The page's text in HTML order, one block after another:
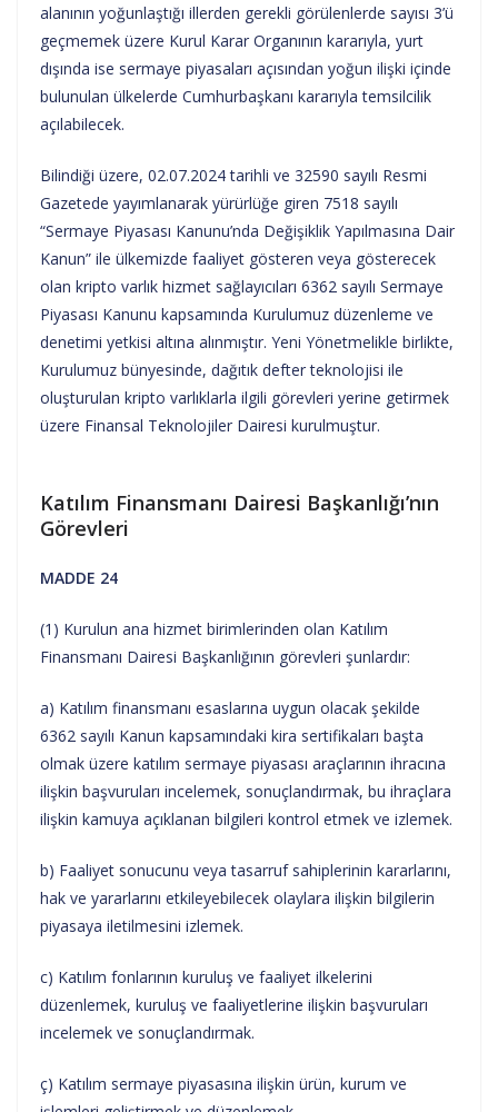
alanının yoğunlaştığı illerden gerekli görülenlerde sayısı 3’ü
geçmemek üzere Kurul Karar Organının kararıyla, yurt
dışında ise sermaye piyasaları açısından yoğun ilişki içinde
bulunulan ülkelerde Cumhurbaşkanı kararıyla temsilcilik
açılabilecek.
Bilindiği üzere, 02.07.2024 tarihli ve 32590 sayılı Resmi
Gazetede yayımlanarak yürürlüğe giren 7518 sayılı
“Sermaye Piyasası Kanunu’nda Değişiklik Yapılmasına Dair
Kanun” ile ülkemizde faaliyet gösteren veya gösterecek
olan kripto varlık hizmet sağlayıcıları 6362 sayılı Sermaye
Piyasası Kanunu kapsamında Kurulumuz düzenleme ve
denetimi yetkisi altına alınmıştır. Yeni Yönetmelikle birlikte,
Kurulumuz bünyesinde, dağıtık defter teknolojisi ile
oluşturulan kripto varlıklarla ilgili görevleri yerine getirmek
üzere Finansal Teknolojiler Dairesi kurulmuştur.
Katılım Finansmanı Dairesi Başkanlığı’nın
Görevleri
MADDE 24
(1) Kurulun ana hizmet birimlerinden olan Katılım
Finansmanı Dairesi Başkanlığının görevleri şunlardır:
a) Katılım finansmanı esaslarına uygun olacak şekilde
6362 sayılı Kanun kapsamındaki kira sertifikaları başta
olmak üzere katılım sermaye piyasası araçlarının ihracına
ilişkin başvuruları incelemek, sonuçlandırmak, bu ihraçlara
ilişkin kamuya açıklanan bilgileri kontrol etmek ve izlemek.
b) Faaliyet sonucunu veya tasarruf sahiplerinin kararlarını,
hak ve yararlarını etkileyebilecek olaylara ilişkin bilgilerin
piyasaya iletilmesini izlemek.
c) Katılım fonlarının kuruluş ve faaliyet ilkelerini
düzenlemek, kuruluş ve faaliyetlerine ilişkin başvuruları
incelemek ve sonuçlandırmak.
ç) Katılım sermaye piyasasına ilişkin ürün, kurum ve